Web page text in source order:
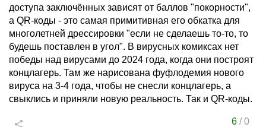
доступа заключённых зависят от баллов "покорности",
а QR-коды - это самая примитивная его обкатка для
многолетней дрессировки "если не сделаешь то-то, то
будешь поставлен в угол". В вирусных комиксах нет
победы над вирусами до 2024 года, когда они построят
концлагерь. Там же нарисована фуфлодемия нового
вируса на 3-4 года, чтобы не снесли концлагерь, а
свыклись и приняли новую реальность. Так и QR-коды.
6/0